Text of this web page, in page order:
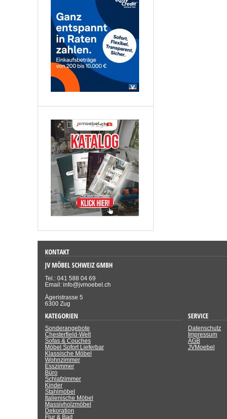
KONTAKT
JV MÖBEL SCHWEIZ GMBH
Tel.: 041 588 04 69
Email: info@jvmoebel.ch
Ägeristrasse 5
6300 Zug
KATEGORIEN
Sonderangebote
Chesterfield-Welt
Sofas & Couches
Möbel Sofort Lieferbar
Klassische Möbel
Wohnzimmer
Esszimmer
Büro
Schlafzimmer
Kinder
Stahlmöbel
Italienische Möbel
Massivholzmöbel
Dekoration
Flur & Bad
SERVICE
Datenschutz
Impressum
AGB
JVMoebel